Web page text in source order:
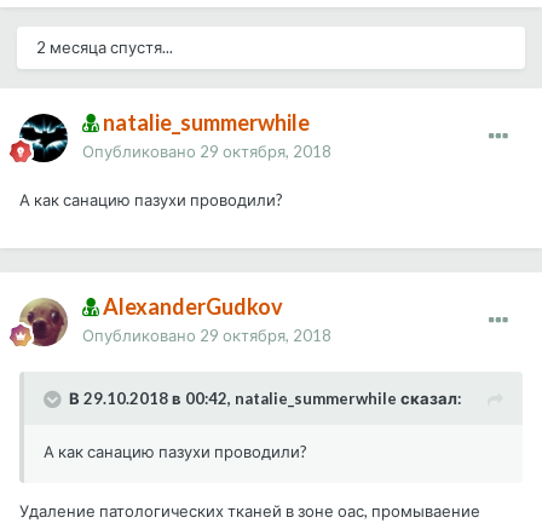
2 месяца спустя...
natalie_summerwhile
Опубликовано 29 октября, 2018
А как санацию пазухи проводили?
AlexanderGudkov
Опубликовано 29 октября, 2018
В 29.10.2018 в 00:42, natalie_summerwhile сказал:
А как санацию пазухи проводили?
Удаление патологических тканей в зоне оас, промываение